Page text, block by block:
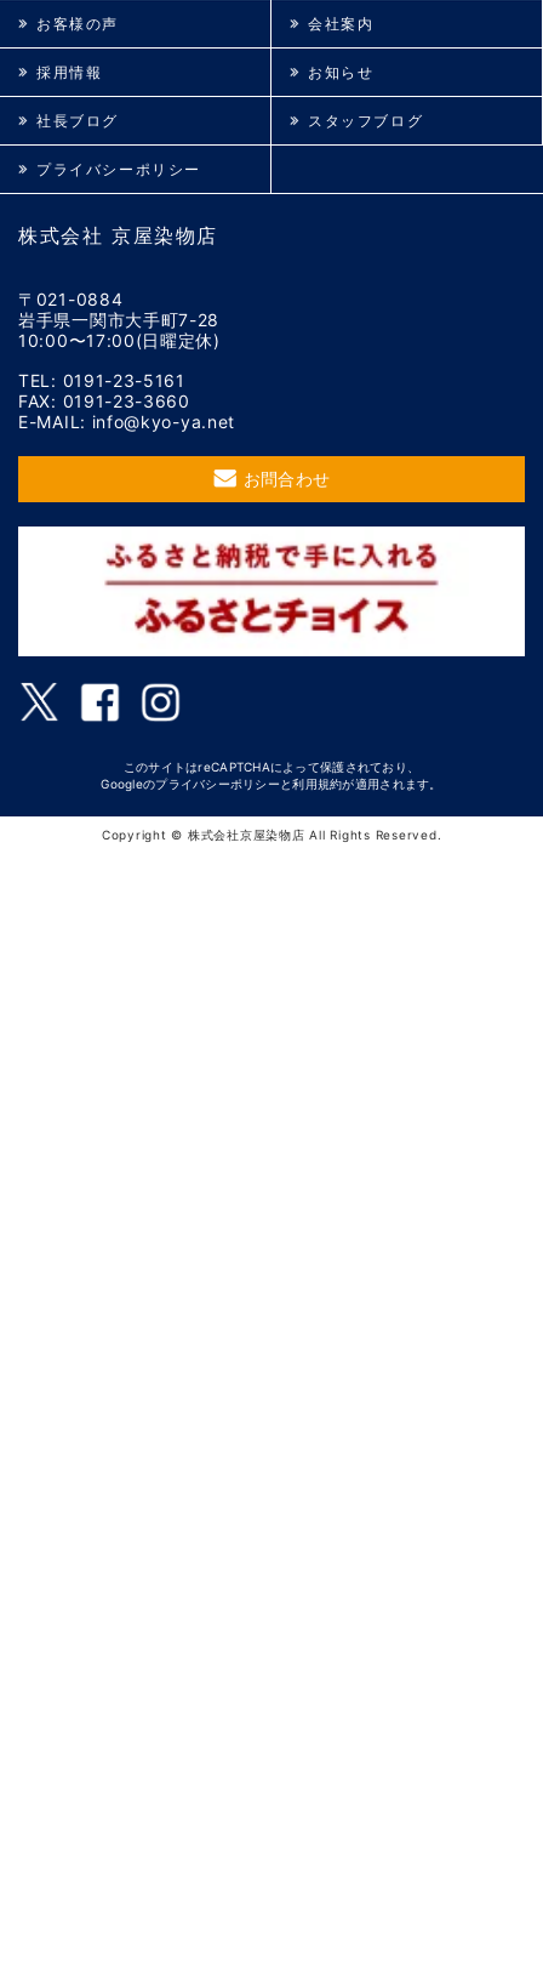
株式会社 京屋染物店
〒021-0884
岩手県一関市大手町7-28
10:00〜17:00(日曜定休)
TEL: 0191-23-5161
FAX: 0191-23-3660
E-MAIL: info@kyo-ya.net
お問合わせ
お客様の声 会社案内
採用情報 お知らせ
社長ブログ スタッフブログ
プライバシーポリシー
このサイトはreCAPTCHAによって保護されており、
Googleのプライバシーポリシー と利用規約が適用されます。
Copyright © 株式会社京屋染物店 All Rights Reserved.